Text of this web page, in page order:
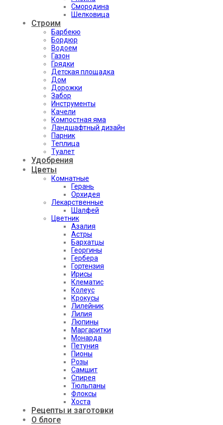
Смородина
Шелковица
Строим
Барбекю
Бордюр
Водоем
Газон
Грядки
Детская площадка
Дом
Дорожки
Забор
Инструменты
Качели
Компостная яма
Ландшафтный дизайн
Парник
Теплица
Туалет
Удобрения
Цветы
Комнатные
Герань
Орхидея
Лекарственные
Шалфей
Цветник
Азалия
Астры
Бархатцы
Георгины
Гербера
Гортензия
Ирисы
Клематис
Колеус
Крокусы
Лилейник
Лилия
Люпины
Маргаритки
Монарда
Петуния
Пионы
Розы
Самшит
Спирея
Тюльпаны
Флоксы
Хоста
Рецепты и заготовки
О блоге